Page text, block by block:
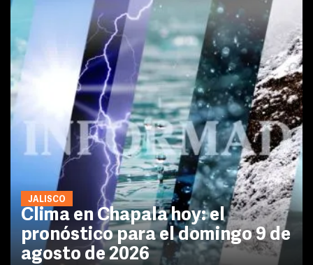
JALISCO
Clima en Chapala hoy: el
pronóstico para el domingo 9 de
agosto de 2026